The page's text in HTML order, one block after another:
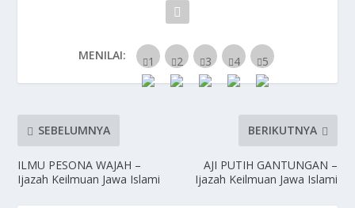
MENILAI:
SEBELUMNYA
ILMU PESONA WAJAH –
Ijazah Keilmuan Jawa Islami
BERIKUTNYA
AJI PUTIH GANTUNGAN –
Ijazah Keilmuan Jawa Islami